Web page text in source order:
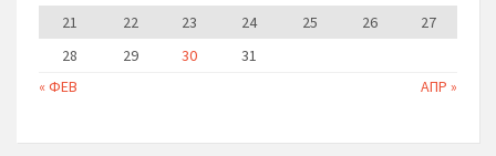
« ФЕВ АПР »
21
22 23 24 25 26
27
28
29 30 31